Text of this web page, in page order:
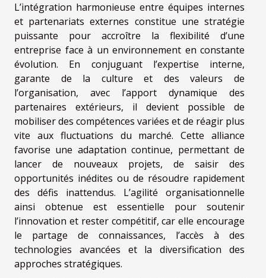
L’intégration harmonieuse entre équipes internes
et partenariats externes constitue une stratégie
puissante pour accroître la flexibilité d’une
entreprise face à un environnement en constante
évolution. En conjuguant l’expertise interne,
garante de la culture et des valeurs de
l’organisation, avec l’apport dynamique des
partenaires extérieurs, il devient possible de
mobiliser des compétences variées et de réagir plus
vite aux fluctuations du marché. Cette alliance
favorise une adaptation continue, permettant de
lancer de nouveaux projets, de saisir des
opportunités inédites ou de résoudre rapidement
des défis inattendus. L’agilité organisationnelle
ainsi obtenue est essentielle pour soutenir
l’innovation et rester compétitif, car elle encourage
le partage de connaissances, l’accès à des
technologies avancées et la diversification des
approches stratégiques.